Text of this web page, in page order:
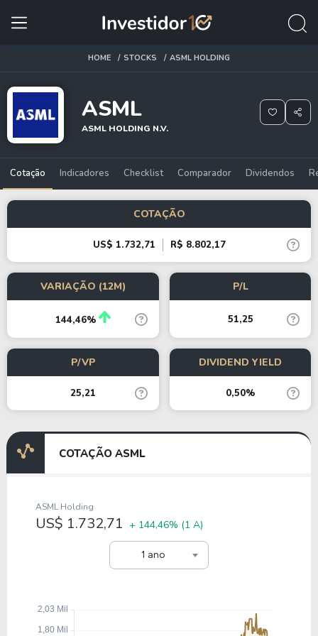
HOME STOCKS ASML HOLDING
ASML
ASML HOLDING N.V.
Cotação Indicadores Checklist Comparador Dividendos
COTAÇÃO
US$ 1.732,71 R$ 8.802,17
VARIAÇÃO (12M)
144,46%
P/L
51,25
P/VP
25,21
DIVIDEND YIELD
0,50%
COTAÇÃO ASML
1 ano
ASML Holding
US$ 1.732,71 + 144,46% (1 A)